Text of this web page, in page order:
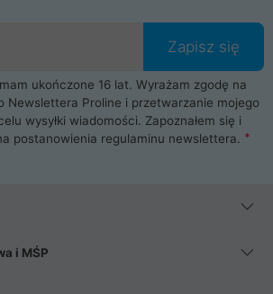
Zapisz się
ukończone 16 lat. Wyrażam zgodę na
Newslettera Proline i przetwarzanie mojego
wysyłki wiadomości. Zapoznałem się i
postanowienia regulaminu newslettera.
i MŚP